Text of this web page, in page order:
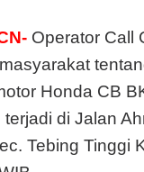
Yani
Operator Call
Honda CB
di Jalan
Tebing Tinggi